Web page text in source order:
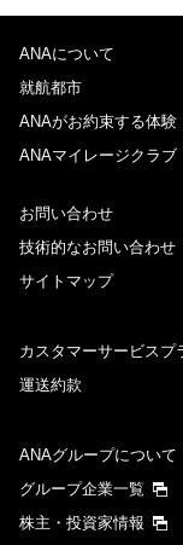
ANAについて
就航都市
ANAがお約束する体験
ANAマイレージクラブ
お問い合わせ
技術的なお問い合わせ
サイトマップ
カスタマーサービスプ
運送約款
ANAグループについて
グループ企業一覧
株主・投資家情報